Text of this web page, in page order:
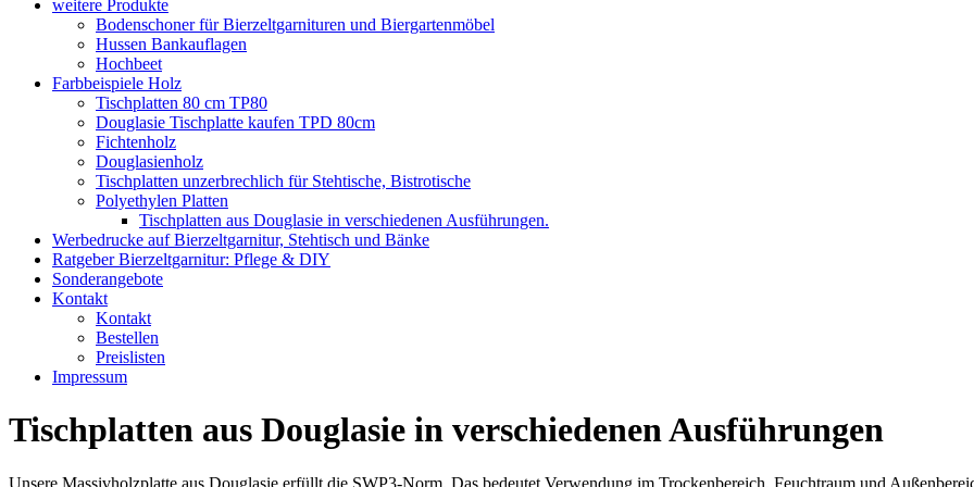
weitere Produkte
Bodenschoner für Bierzeltgarnituren und Biergartenmöbel
Hussen Bankauflagen
Hochbeet
Farbbeispiele Holz
Tischplatten 80 cm TP80
Douglasie Tischplatte kaufen TPD 80cm
Fichtenholz
Douglasienholz
Tischplatten unzerbrechlich für Stehtische, Bistrotische
Polyethylen Platten
Tischplatten aus Douglasie in verschiedenen Ausführungen.
Werbedrucke auf Bierzeltgarnitur, Stehtisch und Bänke
Ratgeber Bierzeltgarnitur: Pflege & DIY
Sonderangebote
Kontakt
Kontakt
Bestellen
Preislisten
Impressum
Tischplatten aus Douglasie in verschiedenen Ausführungen
Unsere Massivholzplatte aus Douglasie erfüllt die SWP3-Norm. Das bedeutet Verwendung im Trockenbereich, Feuchtraum und